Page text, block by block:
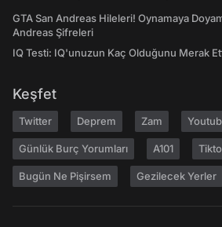
GTA San Andreas Hileleri! Oynamaya
Andreas Şifreleri
IQ Testi: IQ'unuzun Kaç Olduğunu Merak
Keşfet
Twitter Deprem Zam
Günlük Burç Yorumları A101
Bugün Ne Pişirsem Gezilecek Yerler